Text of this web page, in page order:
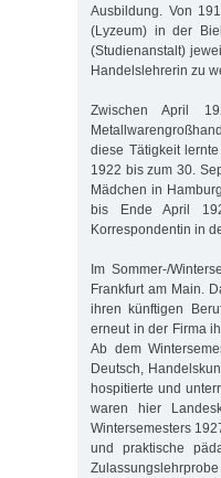
Ausbildung. Von
(Lyzeum) in der
(Studienanstalt)
Handelslehrerin zu
Zwischen April
diese Tätigkeit
1922 bis zum 30.
Mädchen in
bis Ende April
Korrespondentin in
Im Sommer-/
Frankfurt am Main.
ihren künftigen
erneut in der Firma
Ab dem
Deutsch,
hospitierte und
waren hier
Wintersemesters
und praktische